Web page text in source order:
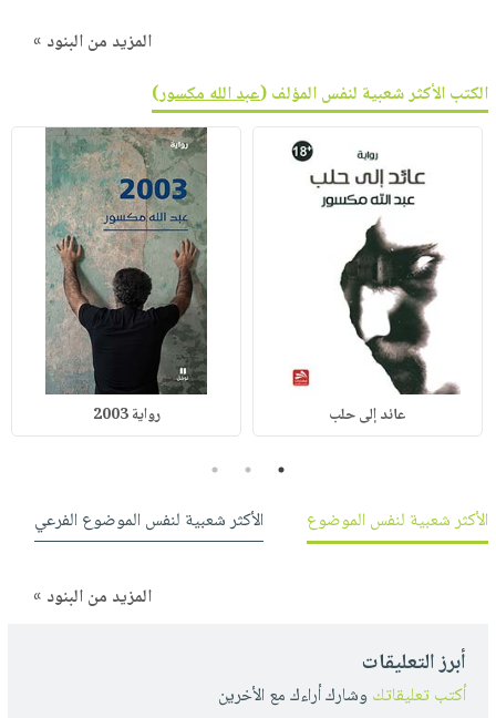
المزيد من البنود »
الكتب الأكثر شعبية لنفس المؤلف (عبد الله مكسور)
عائد إلى حلب رواية 2003
1
2
3
الأكثر شعبية لنفس الموضوع
الأكثر شعبية لنفس الموضوع الفرعي
المزيد من البنود »
أبرز التعليقات
أكتب تعليقاتك وشارك أراءك مع الأخرين